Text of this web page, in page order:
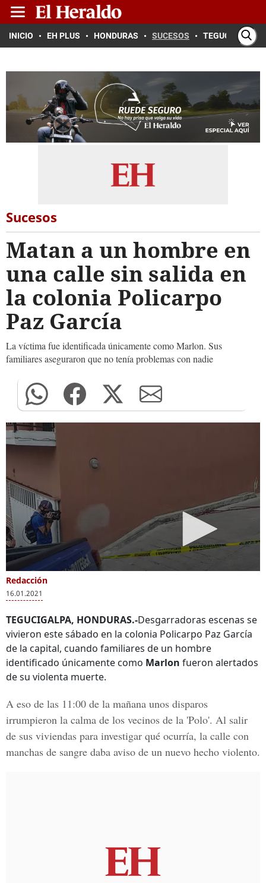
INICIO EH PLUS HONDURAS SUCESOS TEGUCIGALPA
Sucesos
Matan a un hombre en
una calle sin salida en
la colonia Policarpo
Paz García
La víctima fue identificada únicamente como Marlon. Sus
familiares aseguraron que no tenía problemas con nadie
0
seconds
of
Redacción
16.01.2021
TEGUCIGALPA, HONDURAS.-Desgarradoras escenas se
vivieron este sábado en la colonia Policarpo Paz García
de la capital, cuando familiares de un hombre
identificado únicamente como Marlon fueron alertados
de su violenta muerte.
A eso de las 11:00 de la mañana unos disparos
irrumpieron la calma de los vecinos de la 'Polo'. Al salir
de sus viviendas para investigar qué ocurría, la calle con
manchas de sangre daba aviso de un nuevo hecho violento.